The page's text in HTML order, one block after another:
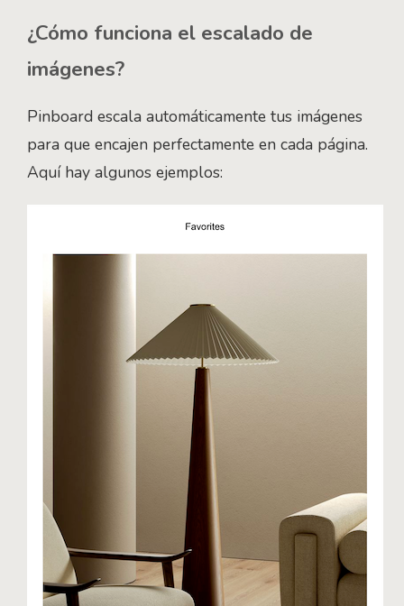
¿Cómo funciona el escalado de
imágenes?
Pinboard escala automáticamente tus imágenes
para que encajen perfectamente en cada página.
Aquí hay algunos ejemplos: